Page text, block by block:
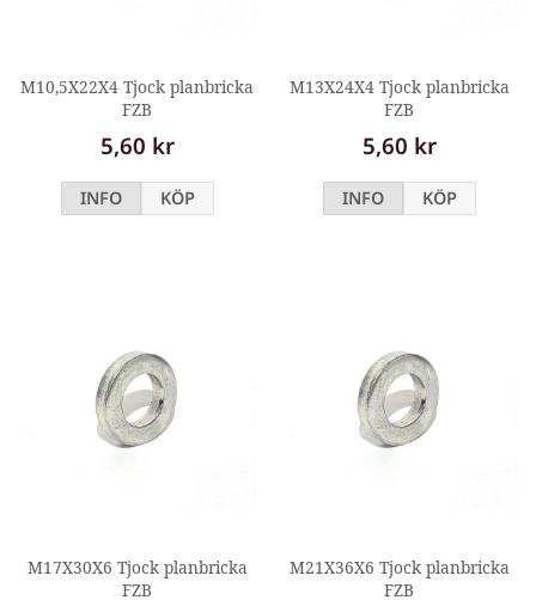
M10,5X22X4 Tjock planbricka
FZB
5,60 kr
INFO KÖP
M13X24X4 Tjock planbricka
FZB
5,60 kr
INFO KÖP
M17X30X6 Tjock planbricka
FZB
M21X36X6 Tjock planbricka
FZB